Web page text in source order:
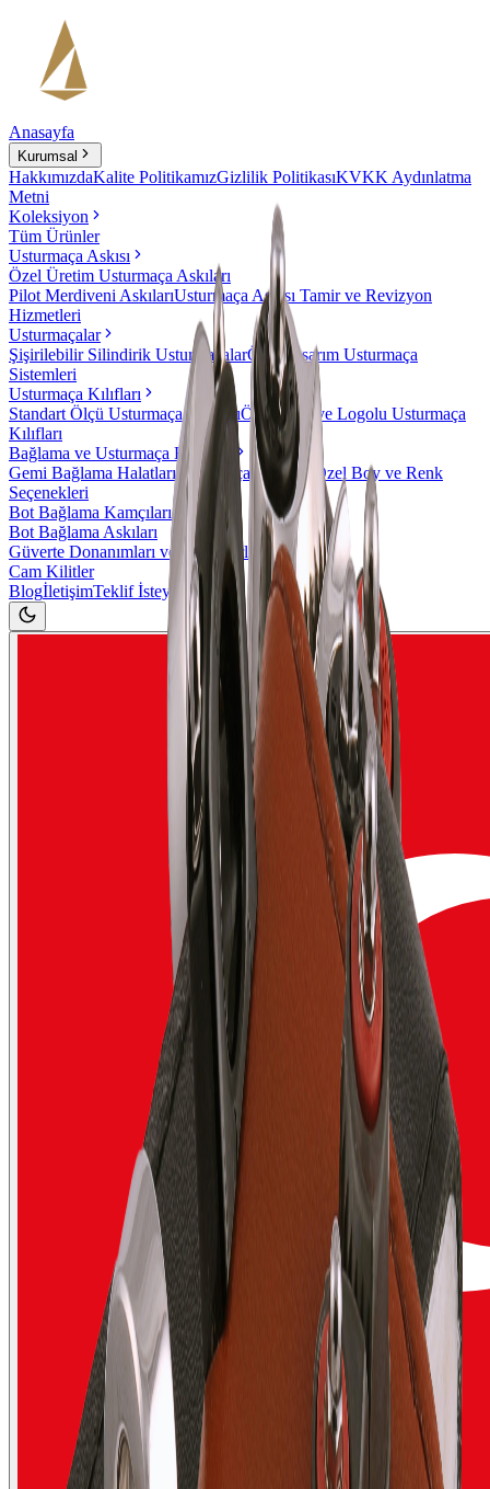
Anasayfa
Kurumsal
HakkımızdaKalite PolitikamızGizlilik PolitikasıKVKK Aydınlatma
Metni
Koleksiyon
Tüm Ürünler
Usturmaça Askısı
Özel Üretim Usturmaça Askıları
Pilot Merdiveni AskılarıUsturmaça Askısı Tamir ve Revizyon
Hizmetleri
Usturmaçalar
Şişirilebilir Silindirik UsturmaçalarÖzel Tasarım Usturmaça
Sistemleri
Usturmaça Kılıfları
Standart Ölçü Usturmaça KılıflarıÖzel Ölçü ve Logolu Usturmaça
Kılıfları
Bağlama ve Usturmaça Halatları
Gemi Bağlama HalatlarıUsturmaça Halatları
Özel Boy ve Renk
Seçenekleri
Bot Bağlama Kamçıları
Bot Bağlama Askıları
Güverte Donanımları ve Aksesuarlar
Cam Kilitler
BlogİletişimTeklif İsteyin